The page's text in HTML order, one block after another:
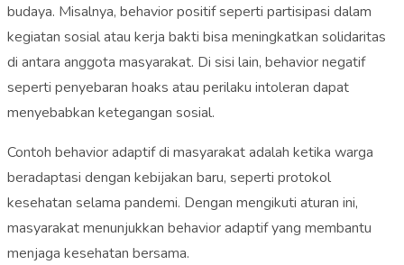
budaya. Misalnya, behavior positif seperti partisipasi dalam
kegiatan sosial atau kerja bakti bisa meningkatkan solidaritas
di antara anggota masyarakat. Di sisi lain, behavior negatif
seperti penyebaran hoaks atau perilaku intoleran dapat
menyebabkan ketegangan sosial.
Contoh behavior adaptif di masyarakat adalah ketika warga
beradaptasi dengan kebijakan baru, seperti protokol
kesehatan selama pandemi. Dengan mengikuti aturan ini,
masyarakat menunjukkan behavior adaptif yang membantu
menjaga kesehatan bersama.